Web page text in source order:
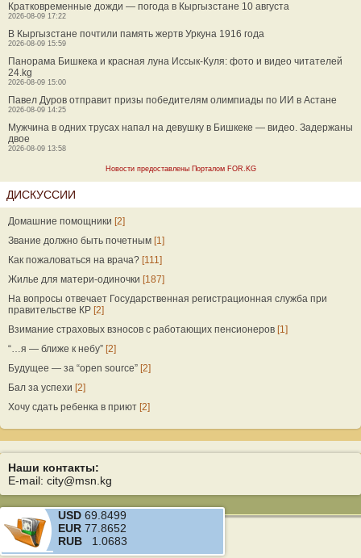
Кратковременные дожди — погода в Кыргызстане 10 августа
2026-08-09 17:22
В Кыргызстане почтили память жертв Уркуна 1916 года
2026-08-09 15:59
Панорама Бишкека и красная луна Иссык-Куля: фото и видео читателей
24.kg
2026-08-09 15:00
Павел Дуров отправит призы победителям олимпиады по ИИ в Астане
2026-08-09 14:25
Мужчина в одних трусах напал на девушку в Бишкеке — видео. Задержаны
двое
2026-08-09 13:58
Новости предоставлены Порталом FOR.KG
ДИСКУССИИ
Домашние помощники [2]
Звание должно быть почетным [1]
Как пожаловаться на врача? [111]
Жилье для матери-одиночки [187]
На вопросы отвечает Государственная регистрационная служба при
правительстве КР [2]
Взимание страховых взносов с работающих пенсионеров [1]
“…я — ближе к небу” [2]
Будущее — за “open source” [2]
Бал за успехи [2]
Хочу сдать ребенка в приют [2]
Наши контакты:
E-mail: city@msn.kg
USD 69.8499
EUR 77.8652
RUB 1.0683